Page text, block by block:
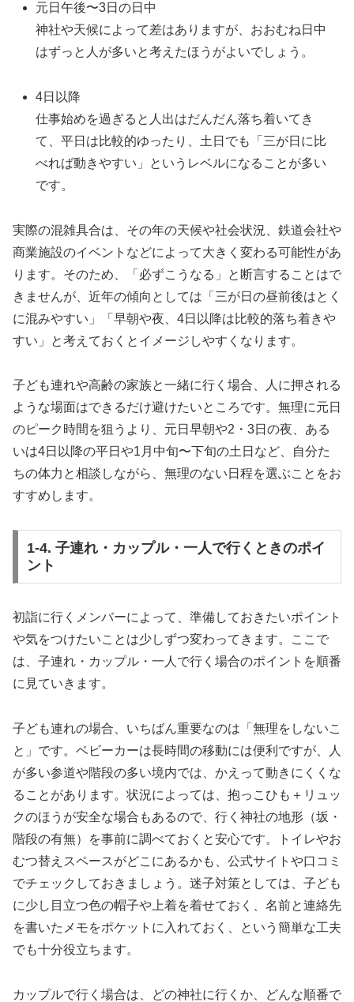
元日午後〜3日の日中
神社や天候によって差はありますが、おおむね日中
はずっと人が多いと考えたほうがよいでしょう。
4日以降
仕事始めを過ぎると人出はだんだん落ち着いてき
て、平日は比較的ゆったり、土日でも「三が日に比
べれば動きやすい」というレベルになることが多い
です。
実際の混雑具合は、その年の天候や社会状況、鉄道会社や
商業施設のイベントなどによって大きく変わる可能性があ
ります。そのため、「必ずこうなる」と断言することはで
きませんが、近年の傾向としては「三が日の昼前後はとく
に混みやすい」「早朝や夜、4日以降は比較的落ち着きや
すい」と考えておくとイメージしやすくなります。
子ども連れや高齢の家族と一緒に行く場合、人に押される
ような場面はできるだけ避けたいところです。無理に元日
のピーク時間を狙うより、元日早朝や2・3日の夜、ある
いは4日以降の平日や1月中旬〜下旬の土日など、自分た
ちの体力と相談しながら、無理のない日程を選ぶことをお
すすめします。
1-4. 子連れ・カップル・一人で行くときのポイ
ント
初詣に行くメンバーによって、準備しておきたいポイント
や気をつけたいことは少しずつ変わってきます。ここで
は、子連れ・カップル・一人で行く場合のポイントを順番
に見ていきます。
子ども連れの場合、いちばん重要なのは「無理をしないこ
と」です。ベビーカーは長時間の移動には便利ですが、人
が多い参道や階段の多い境内では、かえって動きにくくな
ることがあります。状況によっては、抱っこひも＋リュッ
クのほうが安全な場合もあるので、行く神社の地形（坂・
階段の有無）を事前に調べておくと安心です。トイレやお
むつ替えスペースがどこにあるかも、公式サイトや口コミ
でチェックしておきましょう。迷子対策としては、子ども
に少し目立つ色の帽子や上着を着せておく、名前と連絡先
を書いたメモをポケットに入れておく、という簡単な工夫
でも十分役立ちます。
カップルで行く場合は、どの神社に行くか、どんな順番で